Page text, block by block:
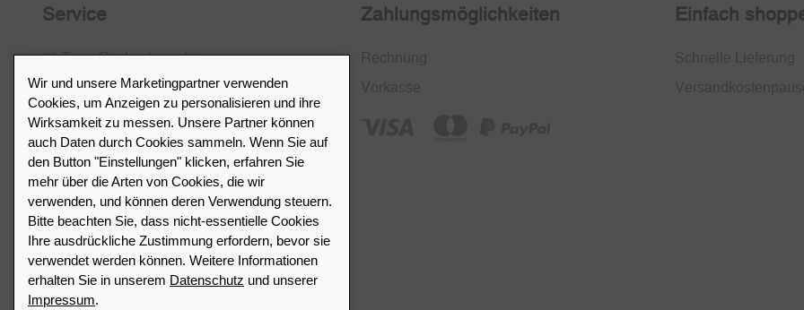
Service
30 Tage Rückgaberecht
Kostenlose Rücksendung in CH
SSL-Verschlüsselung
FAQ
Zahlungsmöglichkeiten Einfach
Händlerverzeichnis
Meinen Leuchtturm Händler finden
Wir und unsere Marketingpartner verwenden
Cookies, um Anzeigen zu personalisieren und ihre
Wirksamkeit zu messen. Unsere Partner können
auch Daten durch Cookies sammeln. Wenn Sie auf
den Button "Einstellungen" klicken, erfahren Sie
mehr über die Arten von Cookies, die wir
verwenden, und können deren Verwendung steuern.
Bitte beachten Sie, dass nicht-essentielle Cookies
Ihre ausdrückliche Zustimmung erfordern, bevor sie
verwendet werden können. Weitere Informationen
erhalten Sie in unserem Datenschutz und unserer
Impressum.